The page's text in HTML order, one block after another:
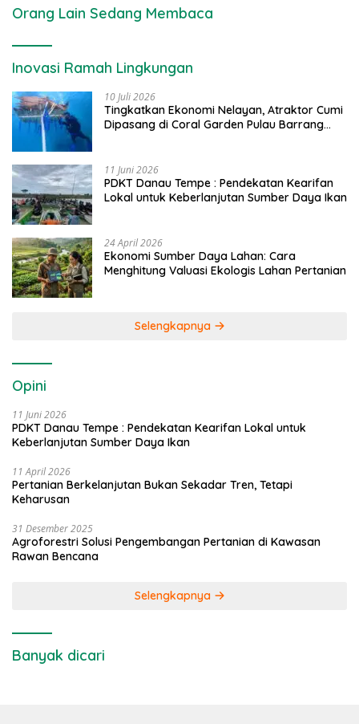
Orang Lain Sedang Membaca
Inovasi Ramah Lingkungan
10 Juli 2026
Tingkatkan Ekonomi Nelayan, Atraktor Cumi
Dipasang di Coral Garden Pulau Barrang
11 Juni 2026
PDKT Danau Tempe : Pendekatan Kearifan
Lokal untuk Keberlanjutan Sumber Daya Ikan
24 April 2026
Ekonomi Sumber Daya Lahan: Cara
Menghitung Valuasi Ekologis Lahan Pertanian
Selengkapnya
Opini
11 Juni 2026
PDKT Danau Tempe : Pendekatan Kearifan Lokal untuk
Keberlanjutan Sumber Daya Ikan
11 April 2026
Pertanian Berkelanjutan Bukan Sekadar Tren, Tetapi
Keharusan
31 Desember 2025
Agroforestri Solusi Pengembangan Pertanian di Kawasan
Rawan Bencana
Selengkapnya
Banyak dicari